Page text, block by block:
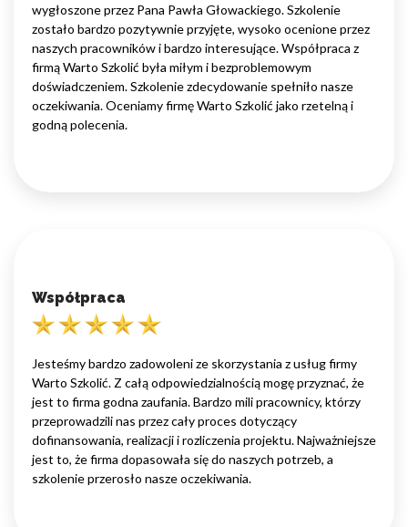
wygłoszone przez Pana Pawła Głowackiego. Szkolenie
zostało bardzo pozytywnie przyjęte, wysoko ocenione przez
naszych pracowników i bardzo interesujące. Współpraca z
firmą Warto Szkolić była miłym i bezproblemowym
doświadczeniem. Szkolenie zdecydowanie spełniło nasze
oczekiwania. Oceniamy firmę Warto Szkolić jako rzetelną i
godną polecenia.
Współpraca
Jesteśmy bardzo zadowoleni ze skorzystania z usług firmy
Warto Szkolić. Z całą odpowiedzialnością mogę przyznać, że
jest to firma godna zaufania. Bardzo mili pracownicy, którzy
przeprowadzili nas przez cały proces dotyczący
dofinansowania, realizacji i rozliczenia projektu. Najważniejsze
jest to, że firma dopasowała się do naszych potrzeb, a
szkolenie przerosło nasze oczekiwania.